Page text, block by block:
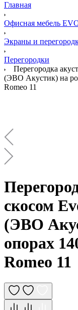
Главная
Офисная мебель
Экраны и
Перегородки
Перегородка
(ЭВО Акустик) на
Romeo 11
скосом
(ЭВО
опорах
Romeo 11